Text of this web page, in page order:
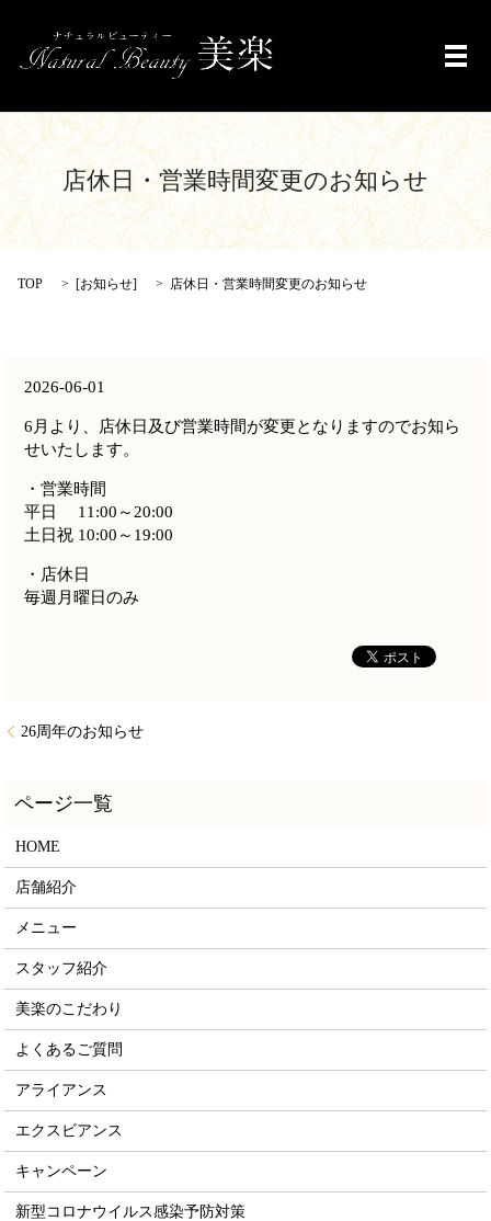
メ
店休日・営業時間変更のお知らせ
TOP [お知らせ] 店休日・営業時間変更のお知らせ
2026-06-01
6月より、店休日及び営業時間が変更となりますのでお知ら
せいたします。
・営業時間
平日 11:00～20:00
土日祝 10:00～19:00
・店休日
毎週月曜日のみ
26周年のお知らせ
HOME
店舗紹介
メニュー
スタッフ紹介
美楽のこだわり
よくあるご質問
アライアンス
エクスビアンス
キャンペーン
新型コロナウイルス感染予防対策